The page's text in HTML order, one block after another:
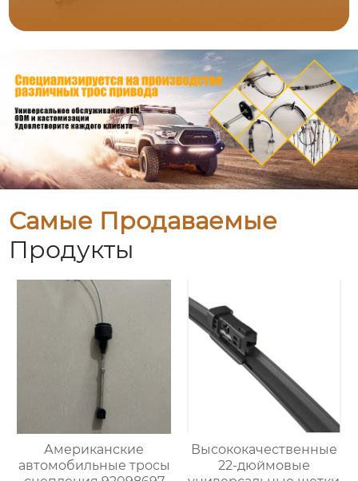
Самые Продаваемые
Продукты
Американские
автомобильные тросы
Высококачественные
22-дюймовые